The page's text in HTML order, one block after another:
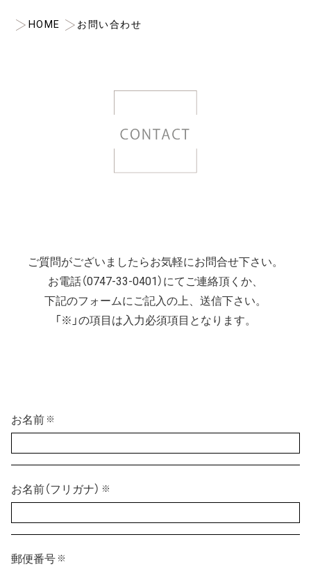
HOME お問い合わせ
ご質問がございましたらお気軽にお問合せ下さい。
お電話（0747-33-0401）にてご連絡頂くか、
下記のフォームにご記入の上、送信下さい。
「※」の項目は入力必須項目となります。
お名前 ※
お名前（フリガナ） ※
郵便番号 ※